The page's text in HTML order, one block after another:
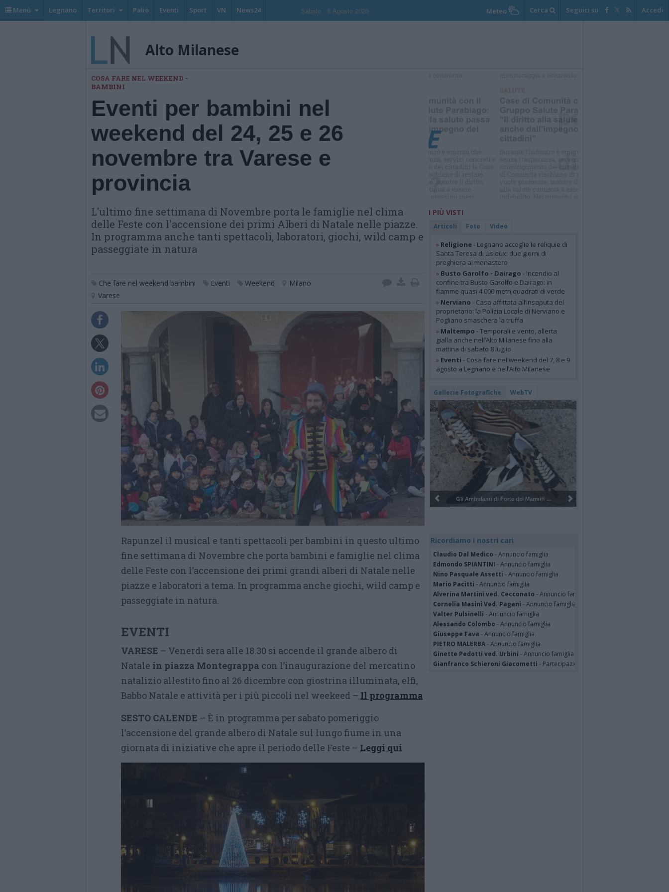
Menù Legnano Territori Palio Eventi Sport VN News24 Sabato , 8 Agosto 2026 Meteo Cerca Seguici su Accedi
Alto Milanese
COSA FARE NEL WEEKEND -
BAMBINI
Eventi per bambini nel
weekend del 24, 25 e 26
novembre tra Varese e
provincia
L'ultimo fine settimana di Novembre porta le famiglie nel clima
delle Feste con l'accensione dei primi Alberi di Natale nelle piazze.
In programma anche tanti spettacoli, laboratori, giochi, wild camp e
passeggiate in natura
Che fare nel weekend bambini Eventi Weekend
Milano
Varese
Rapunzel il musical e tanti spettacoli per bambini in questo ultimo
fine settimana di Novembre che porta bambini e famiglie nel clima
delle Feste con l’accensione dei primi grandi alberi di Natale nelle
piazze e laboratori a tema. In programma anche giochi, wild camp e
passeggiate in natura.
EVENTI
VARESE – Venerdì sera alle 18.30 si accende il grande albero di
Natale in piazza Montegrappa con l’inaugurazione del mercatino
natalizio allestito fino al 26 dicembre con giostrina illuminata, elfi,
Babbo Natale e attività per i più piccoli nel weekeed – Il programma
SESTO CALENDE – È in programma per sabato pomeriggio
l’accensione del grande albero di Natale sul lungo fiume in una
giornata di iniziative che apre il periodo delle Feste – Leggi qui
I PIÙ VISTI
Articoli Foto Video
» Religione- Legnano accoglie le reliquie di
Santa Teresa di Lisieux: due giorni di
preghiera al monastero
» Busto Garolfo - Dairago - Incendio al
confine tra Busto Garolfo e Dairago: in
fiamme quasi 4.000 metri quadrati di verde
» Nerviano - Casa affittata all’insaputa del
proprietario: la Polizia Locale di Nerviano e
Pogliano smaschera la truffa
» Maltempo - Temporali e vento, allerta
gialla anche nell’Alto Milanese fino alla
mattina di sabato 8 luglio
» Eventi - Cosa fare nel weekend del 7, 8 e 9
agosto a Legnano e nell’Alto Milanese
Gallerie Fotografiche WebTV
Pulizia del bosco del Rugareto a ...
Ricordiamo i nostri cari
Claudio Dal Medico - Annuncio famiglia
Edmondo SPIANTINI - Annuncio famiglia
Nino Pasquale Assetti - Annuncio famiglia
Mario Pacitti - Annuncio famiglia
Alverina Martini ved. Cecconato - Annuncio famiglia
Cornelia Masini Ved. Pagani - Annuncio famiglia
Valter Pulsinelli - Annuncio famiglia
Alessando Colombo - Annuncio famiglia
Giuseppe Fava - Annuncio famiglia
PIETRO MALERBA- Annuncio famiglia
Ginette Pedotti ved. Urbini - Annuncio famiglia
Gianfranco Schieroni Giacometti - Partecipazione